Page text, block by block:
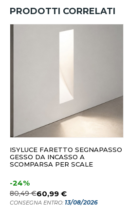
PRODOTTI CORRELATI
ISYLUCE FARETTO SEGNAPASSO
GESSO DA INCASSO A
SCOMPARSA PER SCALE
-24%
80,49 €60,99 €
CONSEGNA ENTRO: 13/08/2026